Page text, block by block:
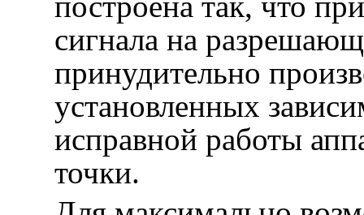
сигнала на
принудительно
установленных
исправной работы
точки.